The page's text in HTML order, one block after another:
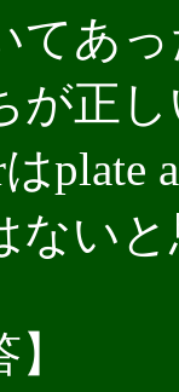
てあっ
正し
plate
ない